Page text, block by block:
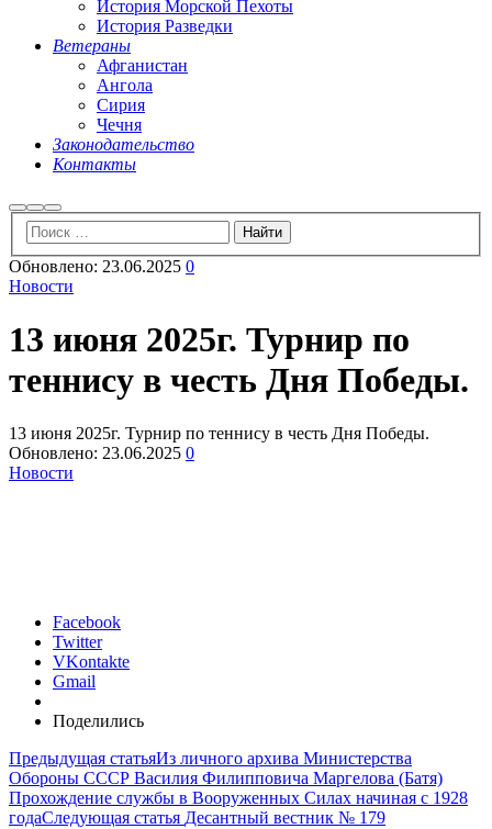
История Морской Пехоты
История Разведки
Ветераны
Афганистан
Ангола
Сирия
Чечня
Законодательство
Контакты
НайтиБольше
информации
Главное
меню
Обновлено: 23.06.2025 0
Новости
13 июня 2025г. Турнир по
теннису в честь Дня Победы.
13 июня 2025г. Турнир по теннису в честь Дня Победы.
Обновлено: 23.06.2025 0
Новости
Facebook
Twitter
VKontakte
Gmail
Поделились
Предыдущая статьяИз личного архива Министерства
Обороны СССР Василия Филипповича Маргелова (Батя)
Прохождение службы в Вооруженных Силах начиная с 1928
годаСледующая статья Десантный вестник № 179